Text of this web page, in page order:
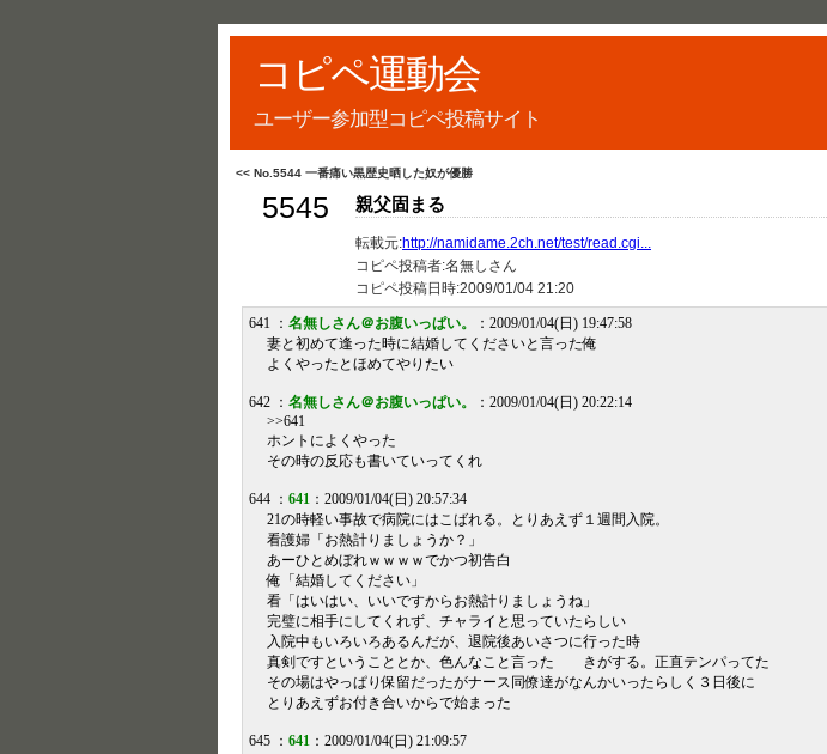
コピペ運動会
ユーザー参加型コピペ投稿サイト
<< No.5544 一番痛い黒歴史晒した奴が優勝
5545 親父固まる
転載元:http://namidame.2ch.net/test/read.cgi...
コピペ投稿者:名無しさん
コピペ投稿日時:2009/01/04 21:20
641 ： 名無しさん＠お腹いっぱい。
：2009/01/04(日) 19:47:58
妻と初めて逢った時に結婚してくださいと言った俺
よくやったとほめてやりたい
642 ： 名無しさん＠お腹いっぱい。
：2009/01/04(日) 20:22:14
>>641
ホントによくやった
その時の反応も書いていってくれ
644 ： 641 ：2009/01/04(日) 20:57:34
21の時軽い事故で病院にはこばれる。とりあえず１週間入院。
看護婦「お熱計りましょうか？」
あーひとめぼれｗｗｗｗでかつ初告白
俺「結婚してください」
看「はいはい、いいですからお熱計りましょうね」
完璧に相手にしてくれず、チャライと思っていたらしい
入院中もいろいろあるんだが、退院後あいさつに行った時
真剣ですということとか、色んなこと言った きがする。正直テンパってた
その場はやっぱり保留だったがナース同僚達がなんかいったらしく３日後に
とりあえずお付き合いからで始まった
645 ： 641 ：2009/01/04(日) 21:09:57